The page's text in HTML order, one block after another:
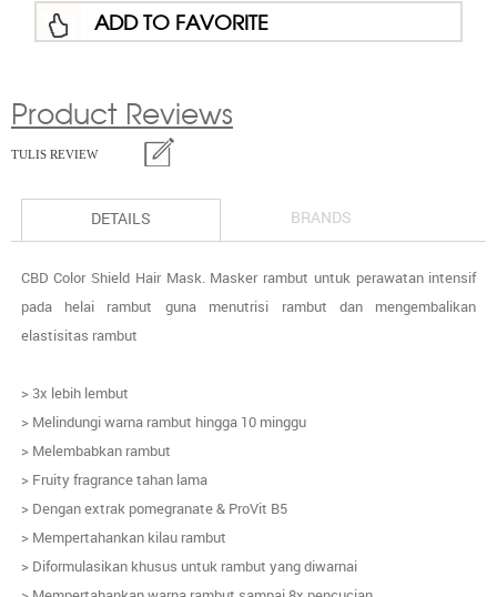
ADD TO FAVORITE
Product Reviews
TULIS REVIEW
DETAILS BRANDS
CBD Color Shield Hair Mask. Masker rambut untuk perawatan intensif
pada helai rambut guna menutrisi rambut dan mengembalikan
elastisitas rambut
> 3x lebih lembut
> Melindungi warna rambut hingga 10 minggu
> Melembabkan rambut
> Fruity fragrance tahan lama
> Dengan extrak pomegranate & ProVit B5
> Mempertahankan kilau rambut
> Diformulasikan khusus untuk rambut yang diwarnai